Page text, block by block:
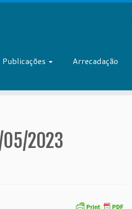
Publicações Arrecadação
05/2023